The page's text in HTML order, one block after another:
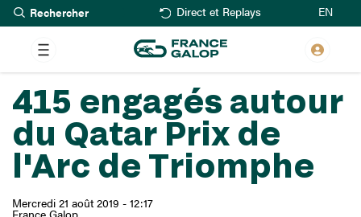
Aller
au
contenu
principal
Rechercher Direct et Replays EN
415 engagés autour
du Qatar Prix de
l'Arc de Triomphe
Mercredi 21 août 2019 - 12:17
France Galop